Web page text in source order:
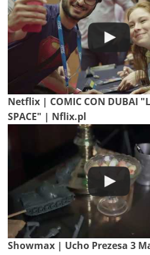
Netflix | COMIC CON DUBAI
SPACE" | Nflix.pl
Showmax | Ucho Prezesa 3